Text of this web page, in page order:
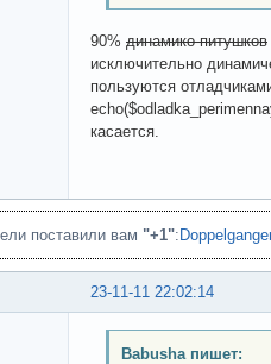
90% динамико-питушков
исключительно
пользуются
касается.
поставили вам "+1":
23-11-11 22:02:14
Babusha пишет: